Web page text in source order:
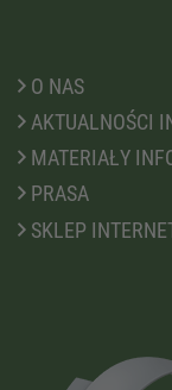
O NAS
AKTUALNOŚCI
MATERIAŁY
PRASA
SKLEP